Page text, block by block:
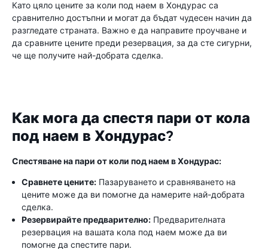
Като цяло цените за коли под наем в Хондурас са
сравнително достъпни и могат да бъдат чудесен начин да
разгледате страната. Важно е да направите проучване и
да сравните цените преди резервация, за да сте сигурни,
че ще получите най-добрата сделка.
Как мога да спестя пари от кола
под наем в Хондурас?
Спестяване на пари от коли под наем в Хондурас:
Сравнете цените: Пазаруването и сравняването на
цените може да ви помогне да намерите най-добрата
сделка.
Резервирайте предварително: Предварителната
резервация на вашата кола под наем може да ви
помогне да спестите пари.